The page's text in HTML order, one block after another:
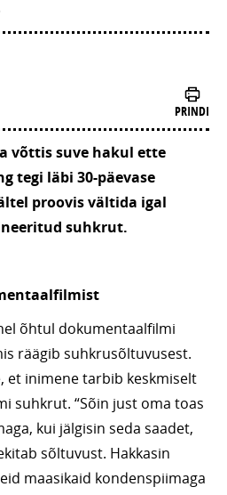
PRINDI
võttis suve hakul ette
tegi läbi 30-päevase
proovis vältida igal
suhkrut.
õhtul dokumentaalfilmi
räägib suhkrusõltuvusest.
et inimene tarbib keskmiselt
suhkrut. “Sõin just oma toas
kui jälgisin seda saadet,
sõltuvust. Hakkasin
maasikaid kondenspiimaga